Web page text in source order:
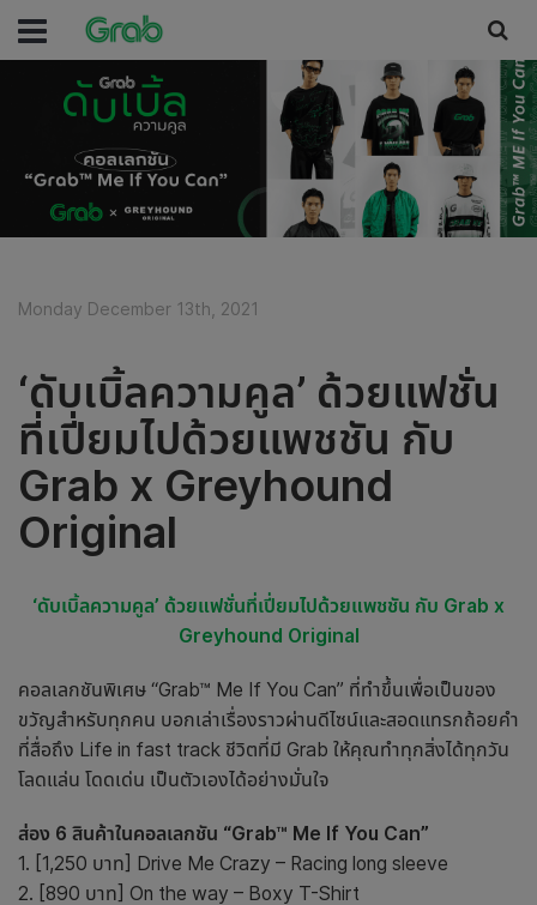
Monday December 13th, 2021
‘ดับเบิ้ลความคูล’ ด้วยแฟชั่น
ที่เปี่ยมไปด้วยแพชชัน กับ
Grab x Greyhound
Original
‘ดับเบิ้ลความคูล’ ด้วยแฟชั่นที่เปี่ยมไปด้วยแพชชัน กับ Grab x
Greyhound Original
คอลเลกชันพิเศษ “Grab™ Me If You Can” ที่ทำขึ้นเพื่อเป็นของ
ขวัญสำหรับทุกคน บอกเล่าเรื่องราวผ่านดีไซน์และสอดแทรกถ้อยคำ
ที่สื่อถึง Life in fast track ชีวิตที่มี Grab ให้คุณทำทุกสิ่งได้ทุกวัน
โลดแล่น โดดเด่น เป็นตัวเองได้อย่างมั่นใจ
ส่อง 6 สินค้าในคอลเลกชัน “Grab™ Me If You Can”
1. [1,250 บาท] Drive Me Crazy – Racing long sleeve
2. [890 บาท] On the way – Boxy T-Shirt